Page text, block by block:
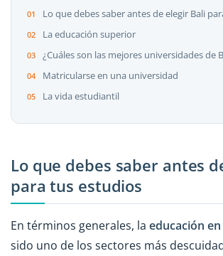
Lo que debes saber antes de elegir Bali
La educación superior
¿Cuáles son las mejores universidades de
Matricularse en una universidad
La vida estudiantil
Lo que debes saber antes
para tus estudios
En términos generales, la educación
sido uno de los sectores más